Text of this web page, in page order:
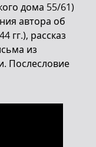
дома 55/61)
автора об
гг.), рассказ
из
Послесловие